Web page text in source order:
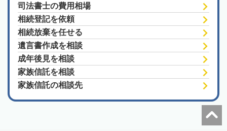
司法書士の費用相場
相続登記を依頼
相続放棄を任せる
遺言書作成を相談
成年後見を相談
家族信託を相談
家族信託の相談先